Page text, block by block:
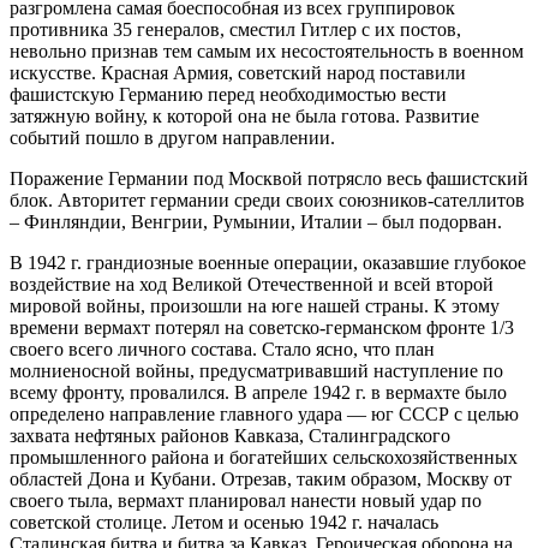
разгромлена самая боеспособная из всех группировок
противника 35 генералов, сместил Гитлер с их постов,
невольно признав тем самым их несостоятельность в военном
искусстве. Красная Армия, советский народ поставили
фашистскую Германию перед необходимостью вести
затяжную войну, к которой она не была готова. Развитие
событий пошло в другом направлении.
Поражение Германии под Москвой потрясло весь фашистский
блок. Авторитет германии среди своих союзников-сателлитов
– Финляндии, Венгрии, Румынии, Италии – был подорван.
В 1942 г. грандиозные военные операции, оказавшие глубокое
воздействие на ход Великой Отечественной и всей второй
мировой войны, произошли на юге нашей страны. К этому
времени вермахт потерял на советско-германском фронте 1/3
своего всего личного состава. Стало ясно, что план
молниеносной войны, предусматривавший наступление по
всему фронту, провалился. В апреле 1942 г. в вермахте было
определено направление главного удара — юг СССР с целью
захвата нефтяных районов Кавказа, Сталинградского
промышленного района и богатейших сельскохозяйственных
областей Дона и Кубани. Отрезав, таким образом, Москву от
своего тыла, вермахт планировал нанести новый удар по
советской столице. Летом и осенью 1942 г. началась
Сталинская битва и битва за Кавказ. Героическая оборона на